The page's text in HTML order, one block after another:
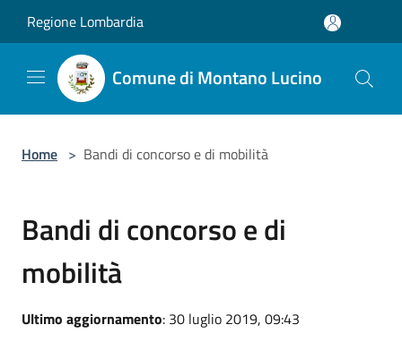
Regione Lombardia
Comune di Montano Lucino
Home > Bandi di concorso e di mobilità
Bandi di concorso e di
mobilità
Ultimo aggiornamento: 30 luglio 2019, 09:43